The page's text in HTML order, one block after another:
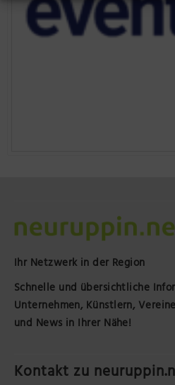
Ihr Netzwerk in der Region
Schnelle und übersichtliche
Unternehmen, Künstlern,
und News in Ihrer Nähe!
Kontakt zu